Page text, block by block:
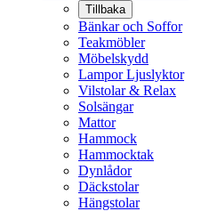
Tillbaka
Bänkar och Soffor
Teakmöbler
Möbelskydd
Lampor Ljuslyktor
Vilstolar & Relax
Solsängar
Mattor
Hammock
Hammocktak
Dynlådor
Däckstolar
Hängstolar